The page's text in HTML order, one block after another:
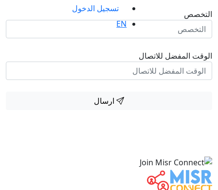
تسجيل الدخول
EN
التخصص
الوقت المفضل للاتصال
ارسال